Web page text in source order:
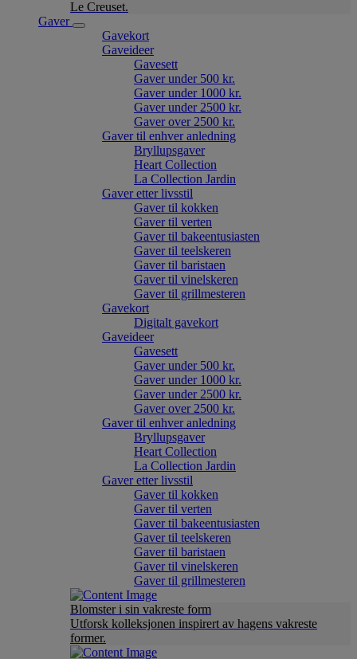
Le Creuset.
Gaver
Gavekort
Gaveideer
Gavesett
Gaver under 500 kr.
Gaver under 1000 kr.
Gaver under 2500 kr.
Gaver over 2500 kr.
Gaver til enhver anledning
Bryllupsgaver
Heart Collection
La Collection Jardin
Gaver etter livsstil
Gaver til kokken
Gaver til verten
Gaver til bakeentusiasten
Gaver til teelskeren
Gaver til baristaen
Gaver til vinelskeren
Gaver til grillmesteren
Gavekort
Digitalt gavekort
Gaveideer
Gavesett
Gaver under 500 kr.
Gaver under 1000 kr.
Gaver under 2500 kr.
Gaver over 2500 kr.
Gaver til enhver anledning
Bryllupsgaver
Heart Collection
La Collection Jardin
Gaver etter livsstil
Gaver til kokken
Gaver til verten
Gaver til bakeentusiasten
Gaver til teelskeren
Gaver til baristaen
Gaver til vinelskeren
Gaver til grillmesteren
Blomster i sin vakreste form
Utforsk kolleksjonen inspirert av hagens vakreste
former.